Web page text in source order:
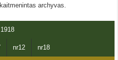
archyvas.
1918
nr12 nr18